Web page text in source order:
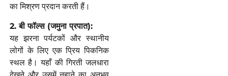
का मिश्रण प्रदान करती हैं।
2. बी फॉल्स (जमुना प्रपात):
यह झरना पर्यटकों और स्थानीय
लोगों के लिए एक प्रिय पिकनिक
स्थल है। यहाँ की गिरती जलधारा